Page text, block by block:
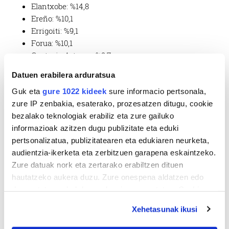
Datuen erabilera arduratsua
Guk eta gure 1022 kideek sure informacio pertsonala,
zure IP zenbakia, esaterako, prozesatzen ditugu, cookie
bezalako teknologiak erabiliz eta zure gailuko
informazioak azitzen dugu publizitate eta eduki
pertsonalizatua, publizitatearen eta edukiaren neurketa,
audientzia-ikerketa eta zerbitzuen garapena eskaintzeko.
Zure datuak nork eta zertarako erabiltzen dituen
hautatzeko aukera duzu. Zure onespena aldatzen edo
If you allow, we would also like to:
Xehetasunak ikusi
Elantxobe: %14,8
Ereño: %10,1
Errigoiti: %9,1
Forua: %10,1
Gautegiz Arteaga: %9,7
Ibarrangelu: %8,6
Kortezubi: %8,3
Mendata: %9,6
Morga %5,3
Mundaka: %6
Murueta: %3,7
Muxika: %8,1
Nabarniz: %7,6
Sukarrieta: %3